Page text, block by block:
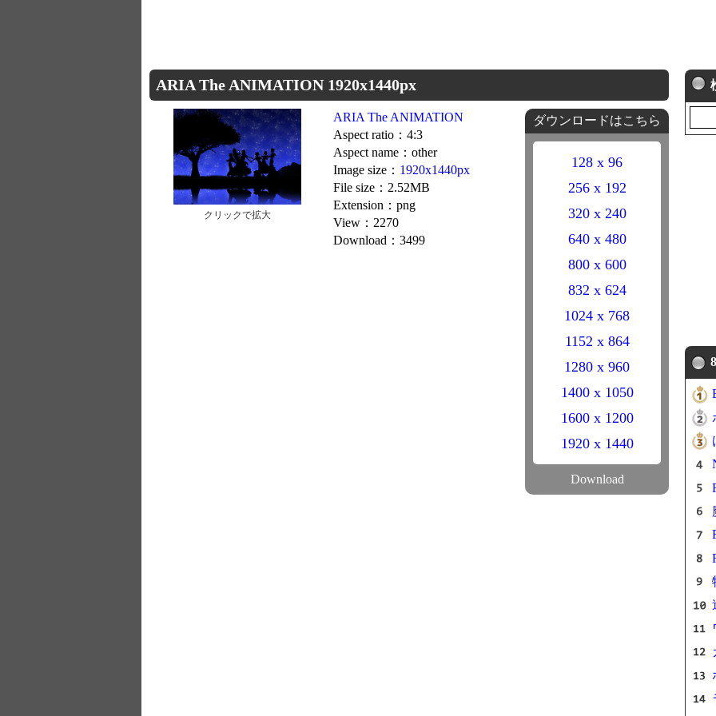
ARIA The ANIMATION 1920x1440px
クリックで拡大
ARIA The ANIMATION
Aspect ratio：4:3
Aspect name：other
Image size： 1920x1440px
File size：2.52MB
Extension：png
View：2270
Download：3499
ダウンロードはこちら
128 x 96
256 x 192
320 x 240
640 x 480
800 x 600
832 x 624
1024 x 768
1152 x 864
1280 x 960
1400 x 1050
1600 x 1200
1920 x 1440
Download